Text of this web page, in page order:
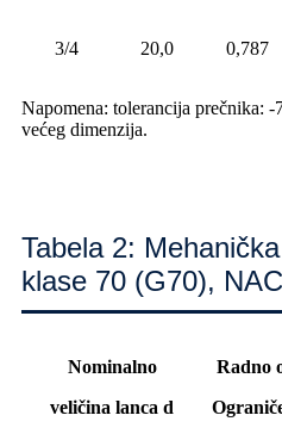
3/4 20,0 0,787
Napomena: tolerancija prečnika:
većeg dimenzija.
Tabela 2:
klase 70 (G70),
Nominalno
veličina lanca d
Radno